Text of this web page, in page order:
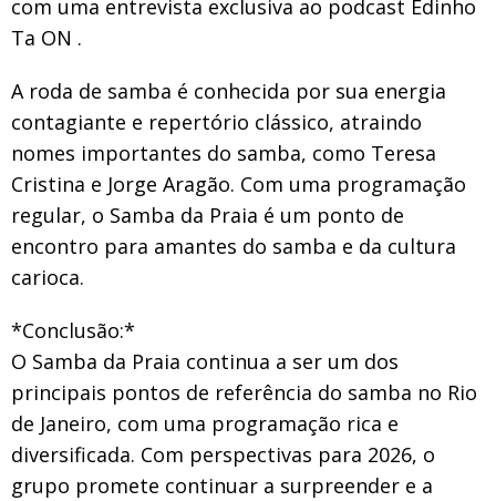
com uma entrevista exclusiva ao podcast Edinho
Ta ON .
A roda de samba é conhecida por sua energia
contagiante e repertório clássico, atraindo
nomes importantes do samba, como Teresa
Cristina e Jorge Aragão. Com uma programação
regular, o Samba da Praia é um ponto de
encontro para amantes do samba e da cultura
carioca.
*Conclusão:*
O Samba da Praia continua a ser um dos
principais pontos de referência do samba no Rio
de Janeiro, com uma programação rica e
diversificada. Com perspectivas para 2026, o
grupo promete continuar a surpreender e a